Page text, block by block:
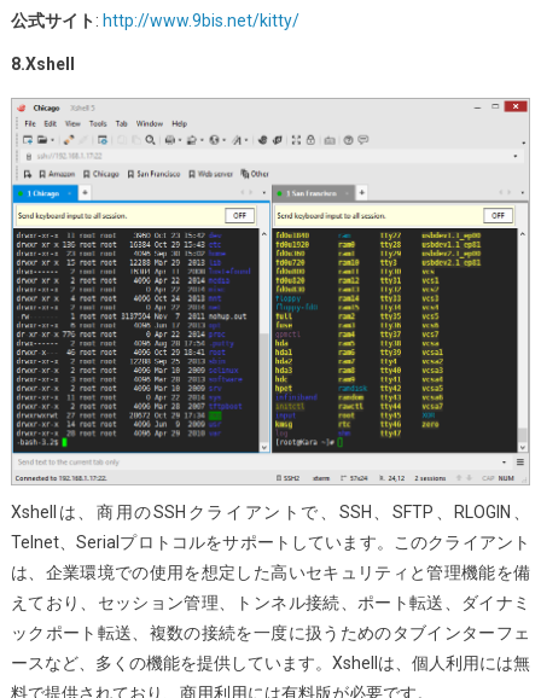
公式サイト: http://www.9bis.net/kitty/
8.Xshell
Xshellは、商用のSSHクライアントで、SSH、SFTP、RLOGIN、
Telnet、Serialプロトコルをサポートしています。このクライアント
は、企業環境での使用を想定した高いセキュリティと管理機能を備
えており、セッション管理、トンネル接続、ポート転送、ダイナミ
ックポート転送、複数の接続を一度に扱うためのタブインターフェ
ースなど、多くの機能を提供しています。Xshellは、個人利用には無
料で提供されており、商用利用には有料版が必要です。